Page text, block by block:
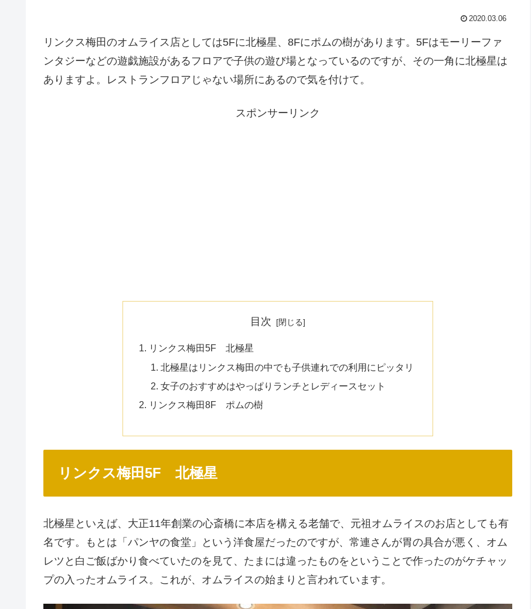
2020.03.06
リンクス梅田のオムライス店としては5Fに北極星、8Fにポムの樹があります。5Fはモーリーファ
ンタジーなどの遊戯施設があるフロアで子供の遊び場となっているのですが、その一角に北極星は
ありますよ。レストランフロアじゃない場所にあるので気を付けて。
スポンサーリンク
目次
リンクス梅田5F 北極星
北極星はリンクス梅田の中でも子供連れでの利用にピッタリ
女子のおすすめはやっぱりランチとレディースセット
リンクス梅田8F ポムの樹
リンクス梅田5F 北極星
北極星といえば、大正11年創業の心斎橋に本店を構える老舗で、元祖オムライスのお店としても有
名です。もとは「パンヤの食堂」という洋食屋だったのですが、常連さんが胃の具合が悪く、オム
レツと白ご飯ばかり食べていたのを見て、たまには違ったものをということで作ったのがケチャッ
プの入ったオムライス。これが、オムライスの始まりと言われています。